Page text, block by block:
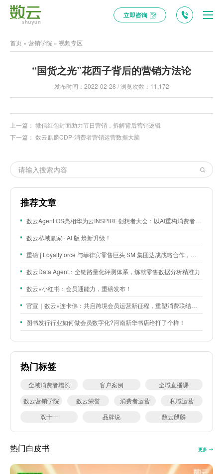
立即咨询
首页 » 营销学院 » 视频专区
“国货之光”花西子背后的营销方法论
发布时间：2022-02-28 / 浏览次数：11,172
上一篇： 微信红包封面助力节日营销，拆解背后营销逻辑
下一篇： 数云麒麟CDP-消费者营销运营数据大脑
推荐文章
数云Agent OS亮相华为云INSPIRE创想者大会：以AI重构消费者运营与零售营销新范式
数云私域赢家 · AI 版 焕新升级！
重磅 | Loyaltyforce 与菲律宾零售巨头 SM 集团达成战略合作，携手开启 SMAC 会员数智化运营新征程
数云Data Agent：全链路量化评测体系，炼就零售数据分析精准力
数云×小红书：会员通能力，重磅发布！
官宣｜数云×连卡佛：共启跨境会员运营新征程，重塑消费联结新体验
图书发行行业如何做会员数字化?河南新华书店给打了个样！
热门标签
全域消费者增长 客户案例
全域直播课
数云营销学院
数云荣誉 消费者运营
私域运营
双十一
品牌说 数云麒麟
热门白皮书 更多